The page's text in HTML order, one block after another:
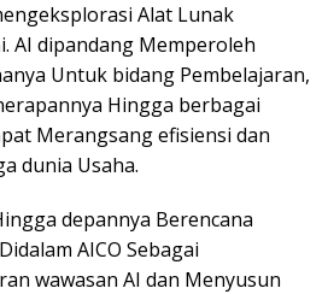
Alat Lunak
AI dipandang Memperoleh
Untuk bidang Pembelajaran,
Hingga berbagai
Merangsang efisiensi dan
dunia Usaha.
depannya Berencana
AICO Sebagai
wawasan AI dan Menyusun